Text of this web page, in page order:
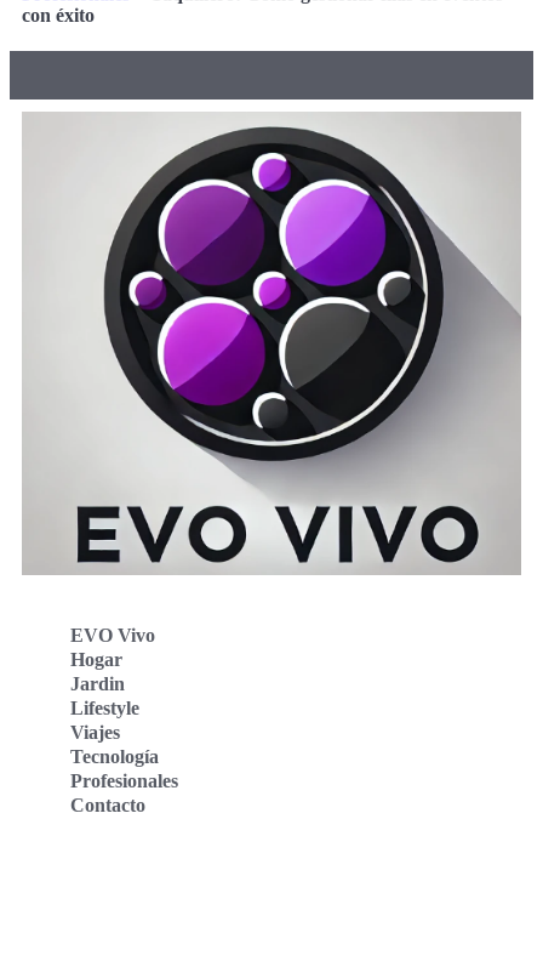
con éxito
EVO Vivo
Hogar
Jardin
Lifestyle
Viajes
Tecnología
Profesionales
Contacto